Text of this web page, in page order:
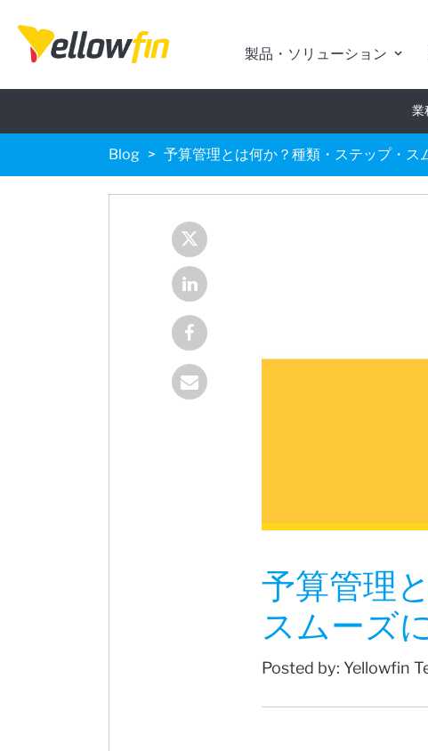
製品・ソリューション
業
Blog 予算管理とは何か？種類・ステップ・ス
予算管理
スムーズ
Posted by: Yellowfin